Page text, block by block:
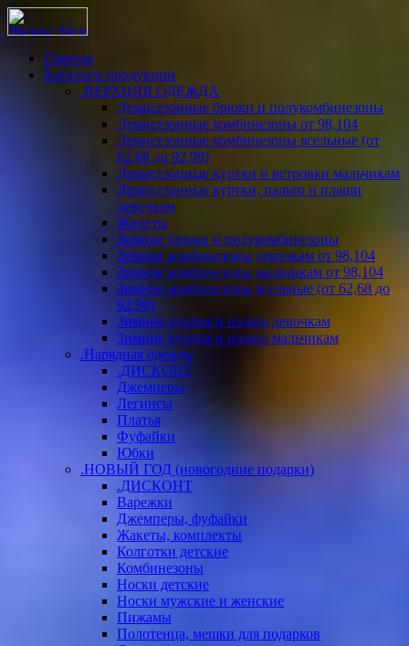
Главная
Каталоги продукции
.ВЕРХНЯЯ ОДЕЖДА
Демисезонные брюки и полукомбинезоны
Демисезонные комбинезоны от 98,104
Демисезонные комбинезоны ясельные (от
62,68 до 92,98)
Демисезонные куртки и ветровки мальчикам
Демисезонные куртки, пальто и плащи
девочкам
Жилеты
Зимние брюки и полукомбинезоны
Зимние комбинезоны девочкам от 98,104
Зимние комбинезоны мальчикам от 98,104
Зимние комбинезоны ясельные (от 62,68 до
92,98)
Зимние куртки и пальто девочкам
Зимние куртки и пальто мальчикам
.Нарядная одежда
.ДИСКОНТ
Джемперы
Легинсы
Платья
Фуфайки
Юбки
.НОВЫЙ ГОД (новогодние подарки)
.ДИСКОНТ
Варежки
Джемперы, фуфайки
Жакеты, комплекты
Колготки детские
Комбинезоны
Носки детские
Носки мужские и женские
Пижамы
Полотенца, мешки для подарков